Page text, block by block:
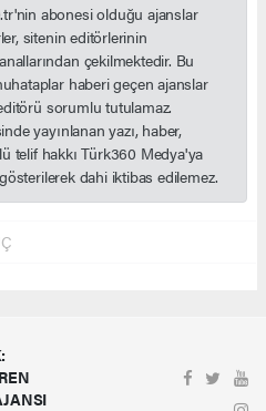
abonesi olduğu ajanslar
sitenin editörlerinin
çekilmektedir. Bu
haberi geçen ajanslar
sorumlu tutulamaz.
yayınlanan yazı, haber,
telif hakkı Türk360 Medya'ya
dahi iktibas edilemez.